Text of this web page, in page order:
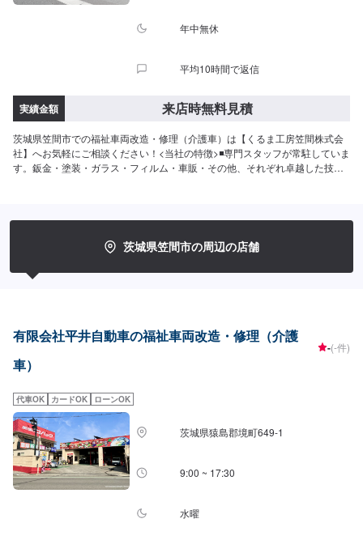
年中無休
平均10時間で返信
実績金額 来店時無料見積
茨城県笠間市での福祉車両改造・修理（介護車）は【くるま工房笠間株式会
社】へお気軽にご相談ください！<当社の特徴>◾専門スタッフが常駐していま
す。鈑金・塗装・ガラス・フィルム・車販・その他、それぞれ卓越した技術
きるのでなんていっても低価格。<お客様のご予算やご希望の時間に応じてプ
ランをご提案！>★お安く済ませたい…★お時間があまり取れない…などのご
【3】お見積りにご納得いただければ作業開始【4】仕上がり次第納車-----代
意、受付方法-----入庫の際はお気をつけてお越しください。駐車スペースは事
務所前の空いているスペースに駐車してください。受付はスタッフへ「メン
テモで予約しました」とお伝えください。ご案内いたします。【定休日・営
業時間】定休日：年中無休（大型連休のみ休み）営業時間：9:00~18:00
茨城県笠間市の周辺の店舗
有限会社平井自動車の福祉車両改造・修理（介護
車）
-(-件)
代車OK カードOK ローンOK
茨城県猿島郡境町649-1
9:00 ~ 17:30
水曜